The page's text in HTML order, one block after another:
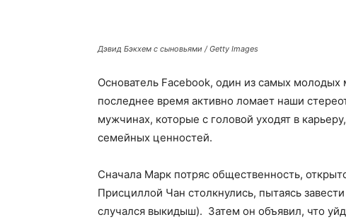
Дэвид Бэкхем с сыновьями / Getty Images
Основатель Facebook, один из самых
последнее время активно ломает наши
мужчинах, которые с головой уходят в
семейных ценностей.
Сначала Марк потряс общественность,
Присциллой Чан столкнулись, пытаясь
случался выкидыш). Затем он объявил, что